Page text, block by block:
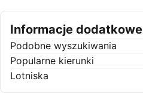
Informacje dodatkowe
Podobne wyszukiwania
Popularne kierunki
Lotniska